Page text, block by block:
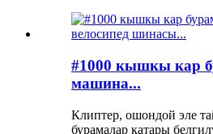
#1000 кышкы кар
машина...
Клиптер, ошондой эле
бурамалар катары